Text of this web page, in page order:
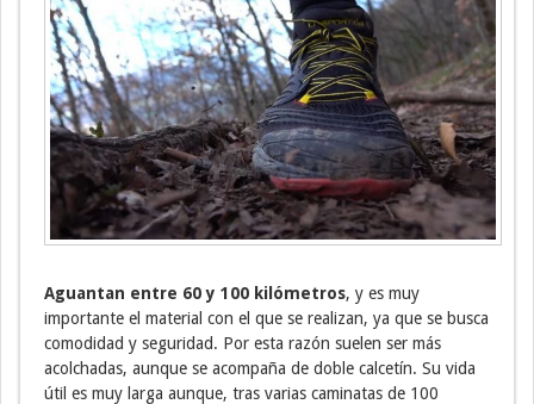
Aguantan entre 60 y 100 kilómetros, y es muy
importante el material con el que se realizan, ya que se busca
comodidad y seguridad. Por esta razón suelen ser más
acolchadas, aunque se acompaña de doble calcetín. Su vida
útil es muy larga aunque, tras varias caminatas de 100